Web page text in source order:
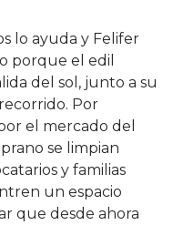
lo ayuda y Felifer
porque el edil
del sol, junto a su
Por
el mercado del
se limpian
y familias
un espacio
que desde ahora